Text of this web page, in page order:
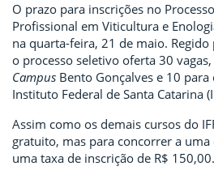
O prazo para inscrições no
Profissional em Viticultura e
na quarta-feira, 21 de maio. Regido
o processo seletivo oferta 30
Campus Bento Gonçalves e 10 para
Instituto Federal de Santa Catarina
Assim como os demais cursos do
gratuito, mas para concorrer a uma
uma taxa de inscrição de R$ 150,00.